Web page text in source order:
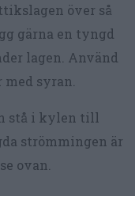
över så
gärna en tyngd
lagen. Använd
syran.
stå i kylen till
strömmingen är
ovan.